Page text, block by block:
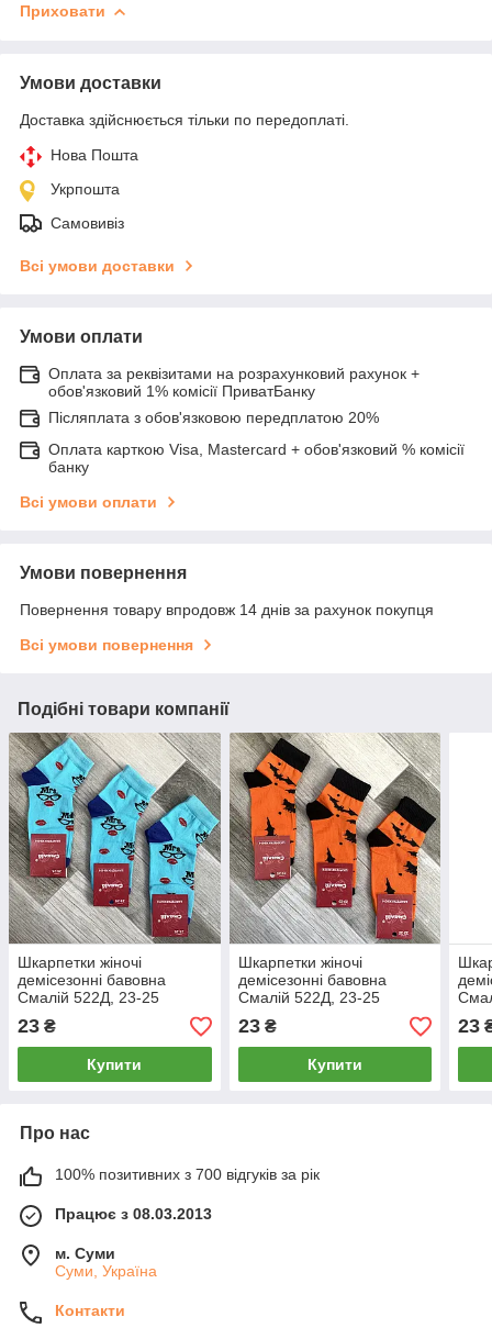
Приховати
Умови доставки
Доставка здійснюється тільки по передоплаті.
Нова Пошта
Укрпошта
Самовивіз
Всі умови доставки
Умови оплати
Оплата за реквізитами на розрахунковий рахунок +
обов'язковий 1% комісії ПриватБанку
Післяплата з обов'язковою передплатою 20%
Оплата карткою Visa, Mastercard + обов'язковий % комісії
банку
Всі умови оплати
Умови повернення
Повернення товару впродовж 14 днів за рахунок покупця
Всі умови повернення
Подібні товари компанії
Шкарпетки жіночі
демісезонні бавовна
Смалій 522Д, 23-25
розмір, 14029
23 ₴
Купити
Шкарпетки жіночі
демісезонні бавовна
Смалій 522Д, 23-25
розмір, 14028
23₴
Купити
23
Про нас
100% позитивних з 700 відгуків за рік
Працює з 08.03.2013
м. Суми
Суми, Україна
Контакти